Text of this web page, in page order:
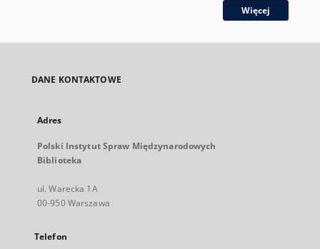
Więcej
DANE KONTAKTOWE
Adres
Polski Instytut Spraw Międzynarodowych
Biblioteka
ul. Warecka 1A
00-950 Warszawa
Telefon